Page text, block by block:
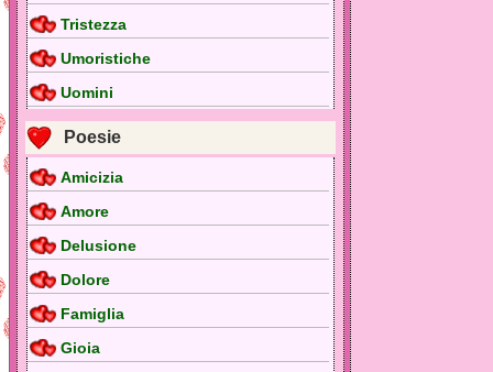
Tristezza
Umoristiche
Uomini
Poesie
Amicizia
Amore
Delusione
Dolore
Famiglia
Gioia